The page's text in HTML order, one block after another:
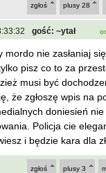
plusy 28
zgłoś
gość: ~ytał
mordo nie zasłaniaj
pisz co to za
musi być
że zgłoszę wpis na
doniesień
Policja cie
i będzie kara dla
plusy 3
zgłoś